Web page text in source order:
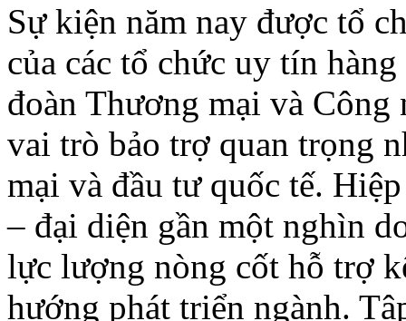
Sự kiện năm nay được tổ
của các tổ chức uy tín
đoàn Thương mại và
vai trò bảo trợ quan trọng
mại và đầu tư quốc tế.
– đại diện gần một nghìn
lực lượng nòng cốt hỗ trợ
hướng phát triển ngành.